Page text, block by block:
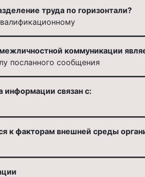
труда по горизонтали?
коммуникации
посланного сообщения
связан с:
к факторам внешней среды